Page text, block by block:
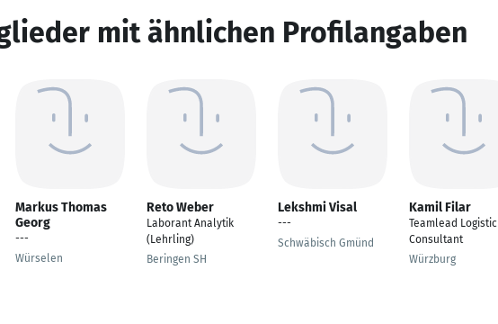
mit ähnlichen Profilangaben
Markus Thomas
Georg
---
Würselen
Reto Weber
Laborant Analytik
(Lehrling)
Beringen SH
Lekshmi Visal
---
Schwäbisch Gmünd
Kamil Filar
Teamlead Logistic
Consultant
Würzburg